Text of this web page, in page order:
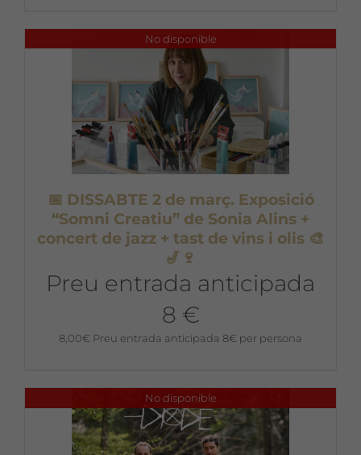
No disponible
📅 DISSABTE 2 de març. Exposició
“Somni Creatiu” de Sonia Alins +
concert de jazz + tast de vins i olis 🎨
🎷🍷
Preu entrada anticipada
8 €
8,00€ Preu entrada anticipada 8€ per persona
No disponible